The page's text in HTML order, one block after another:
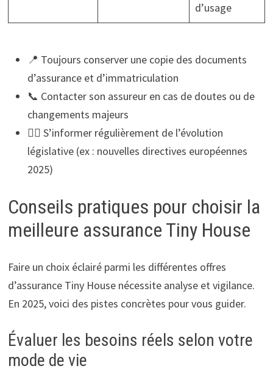
d’usage
📍 Toujours conserver une copie des documents
d’assurance et d’immatriculation
📞 Contacter son assureur en cas de doutes ou de
changements majeurs
🕵️‍♂️ S’informer régulièrement de l’évolution
législative (ex : nouvelles directives européennes
2025)
Conseils pratiques pour choisir la
meilleure assurance Tiny House
Faire un choix éclairé parmi les différentes offres
d’assurance Tiny House nécessite analyse et vigilance.
En 2025, voici des pistes concrètes pour vous guider.
Évaluer les besoins réels selon votre
mode de vie